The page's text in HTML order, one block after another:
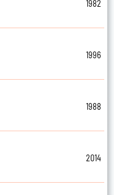
1982
1996
1988
2014